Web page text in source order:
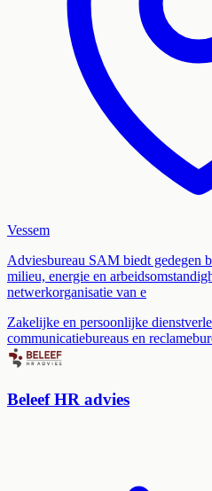
Vessem
Adviesbureau SAM biedt gedegen
milieu, energie en
netwerkorganisatie van e
Zakelijke en persoonlijke
communicatiebureaus en
Beleef HR advies